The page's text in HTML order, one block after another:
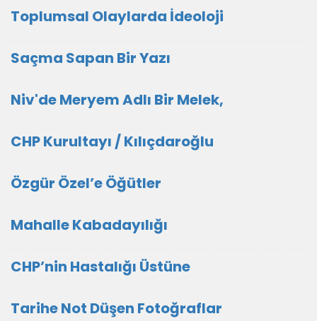
Toplumsal Olaylarda İdeoloji
Saçma Sapan Bir Yazı
Niv'de Meryem Adlı Bir Melek,
CHP Kurultayı / Kılıçdaroğlu
Özgür Özel’e Öğütler
Mahalle Kabadayılığı
CHP’nin Hastalığı Üstüne
Tarihe Not Düşen Fotoğraflar